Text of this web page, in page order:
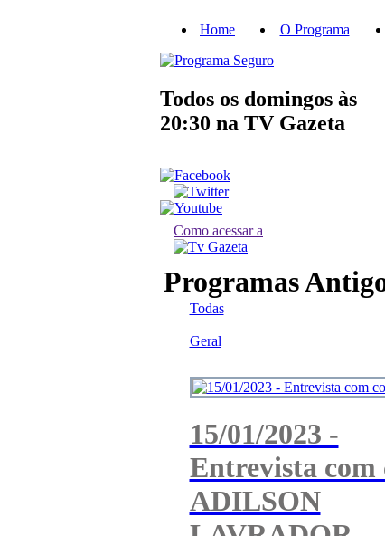
Home O Programa
Todos os domingos às
20:30 na TV Gazeta
Como acessar a
Programas
Todas
|
Geral
15/01/2023 -
Entrevista com
ADILSON